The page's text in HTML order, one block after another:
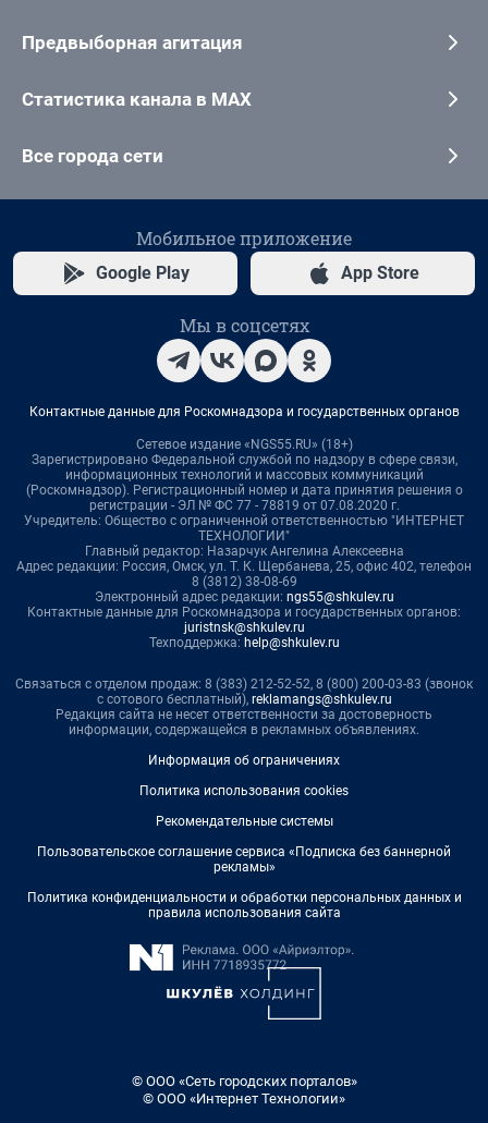
Предвыборная агитация
Статистика канала в MAX
Все города сети
Мобильное приложение
Google Play App Store
Мы в соцсетях
Контактные данные для Роскомнадзора и государственных органов
Сетевое издание «NGS55.RU» (18+)
Зарегистрировано Федеральной службой по надзору в сфере связи,
информационных технологий и массовых коммуникаций
(Роскомнадзор). Регистрационный номер и дата принятия решения о
регистрации - ЭЛ № ФС 77 - 78819 от 07.08.2020 г.
Учредитель: Общество с ограниченной ответственностью "ИНТЕРНЕТ
ТЕХНОЛОГИИ"
Главный редактор: Назарчук Ангелина Алексеевна
Адрес редакции: Россия, Омск, ул. Т. К. Щербанева, 25, офис 402, телефон
8 (3812) 38-08-69
Электронный адрес редакции: ngs55@shkulev.ru
Контактные данные для Роскомнадзора и государственных органов:
juristnsk@shkulev.ru
Техподдержка: help@shkulev.ru
Связаться с отделом продаж: 8 (383) 212-52-52, 8 (800) 200-03-83 (звонок
с сотового бесплатный), reklamangs@shkulev.ru
Редакция сайта не несет ответственности за достоверность
информации, содержащейся в рекламных объявлениях.
Информация об ограничениях
Политика использования cookies
Рекомендательные системы
Пользовательское соглашение сервиса «Подписка без баннерной
рекламы»
Политика конфиденциальности и обработки персональных данных и
правила использования сайта
© ООО «Сеть городских порталов»
© ООО «Интернет Технологии»